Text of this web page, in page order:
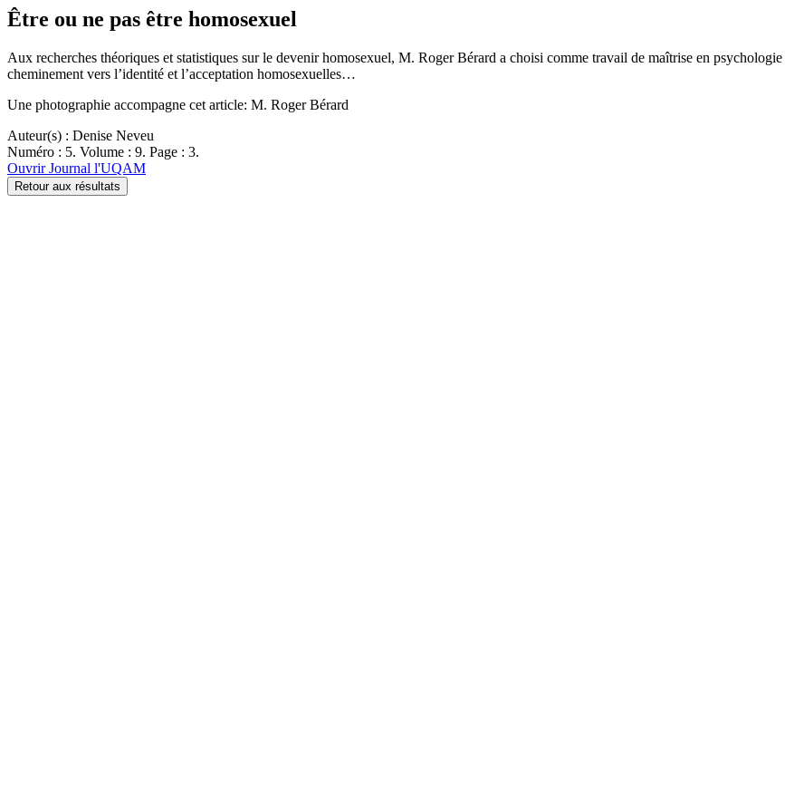
Être ou ne pas être homosexuel
Aux recherches théoriques et statistiques sur le devenir homosexuel, M. Roger Bérard a choisi comme travail de maîtrise en
cheminement vers l’identité et l’acceptation homosexuelles…
Une photographie accompagne cet article: M. Roger Bérard
Auteur(s) : Denise Neveu
Numéro : 5. Volume : 9. Page : 3.
Ouvrir Journal l'UQAM
Retour aux résultats